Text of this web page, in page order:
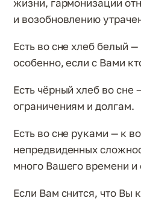
и возобновлению
Есть во сне хлеб белый —
особенно, если с Вами
Есть чёрный хлеб во
ограничениям и долгам.
Есть во сне руками — к
непредвиденных
много Вашего времени и
Если Вам снится, что Вы